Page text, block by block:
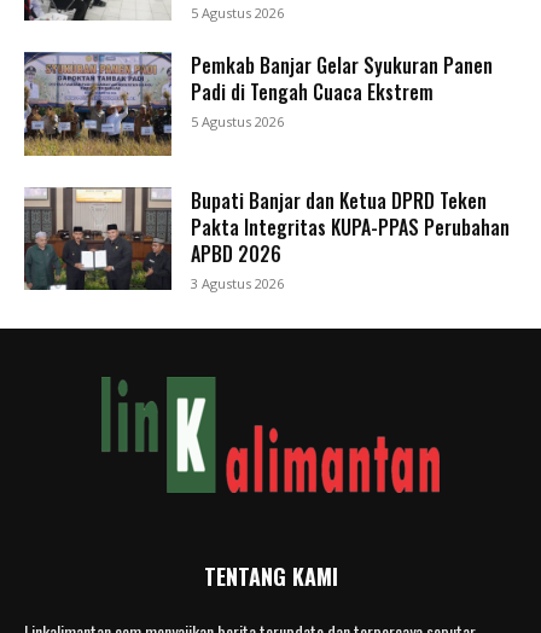
5 Agustus 2026
Pemkab Banjar Gelar Syukuran Panen
Padi di Tengah Cuaca Ekstrem
5 Agustus 2026
Bupati Banjar dan Ketua DPRD Teken
Pakta Integritas KUPA-PPAS Perubahan
APBD 2026
3 Agustus 2026
TENTANG KAMI